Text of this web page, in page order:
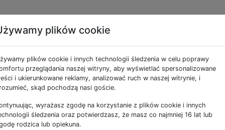
mają port
konferencji i chcę, aby wszyscy mówcy mogli
laptopów ma port HDMI, jest on wyraźnie nieobecny
plików cookie
plików cookie i innych technologii śledzenia w celu poprawy
przeglądania naszej witryny, aby wyświetlać spersonalizowane
i ukierunkowane reklamy, analizować ruch w naszej witrynie, i
skąd pochodzą nasi goście.
wyrażasz zgodę na korzystanie z plików cookie i innych
śledzenia oraz potwierdzasz, że masz co najmniej 16 lat lub
rodzica lub opiekuna.